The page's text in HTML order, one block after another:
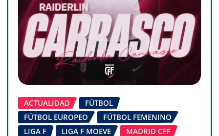
ACTUALIDAD
FÚTBOL
FÚTBOL EUROPEO
FÚTBOL FEMENINO
LIGA F
LIGA F MOEVE
MADRID CFF